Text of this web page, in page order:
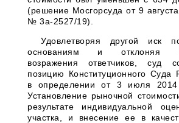
(решение Мосгорсуда от 9
№ 3а-2527/19).
Удовлетворяя другой иск
основаниям и отклоняя
возражения ответчиков, суд
позицию Конституционного
в определении от 3 июля
Установление рыночной
результате индивидуальной
участка, и внесение ее в